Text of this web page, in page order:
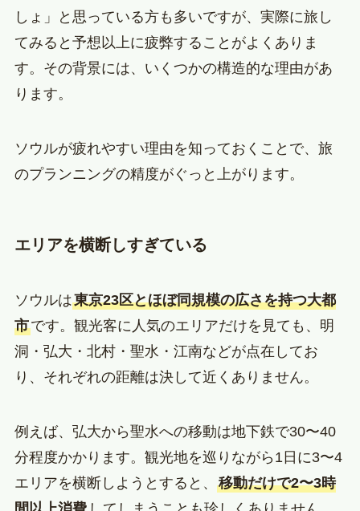
しょ」と思っている方も多いですが、実際に旅し
てみると予想以上に疲弊することがよくありま
す。その背景には、いくつかの構造的な理由があ
ります。
ソウルが疲れやすい理由を知っておくことで、旅
のプランニングの精度がぐっと上がります。
エリアを横断しすぎている
ソウルは東京23区とほぼ同規模の広さを持つ大都
市です。観光客に人気のエリアだけを見ても、明
洞・弘大・北村・聖水・江南などが点在してお
り、それぞれの距離は決して近くありません。
例えば、弘大から聖水への移動は地下鉄で30〜40
分程度かかります。観光地を巡りながら1日に3〜4
エリアを横断しようとすると、 移動だけで2〜3時